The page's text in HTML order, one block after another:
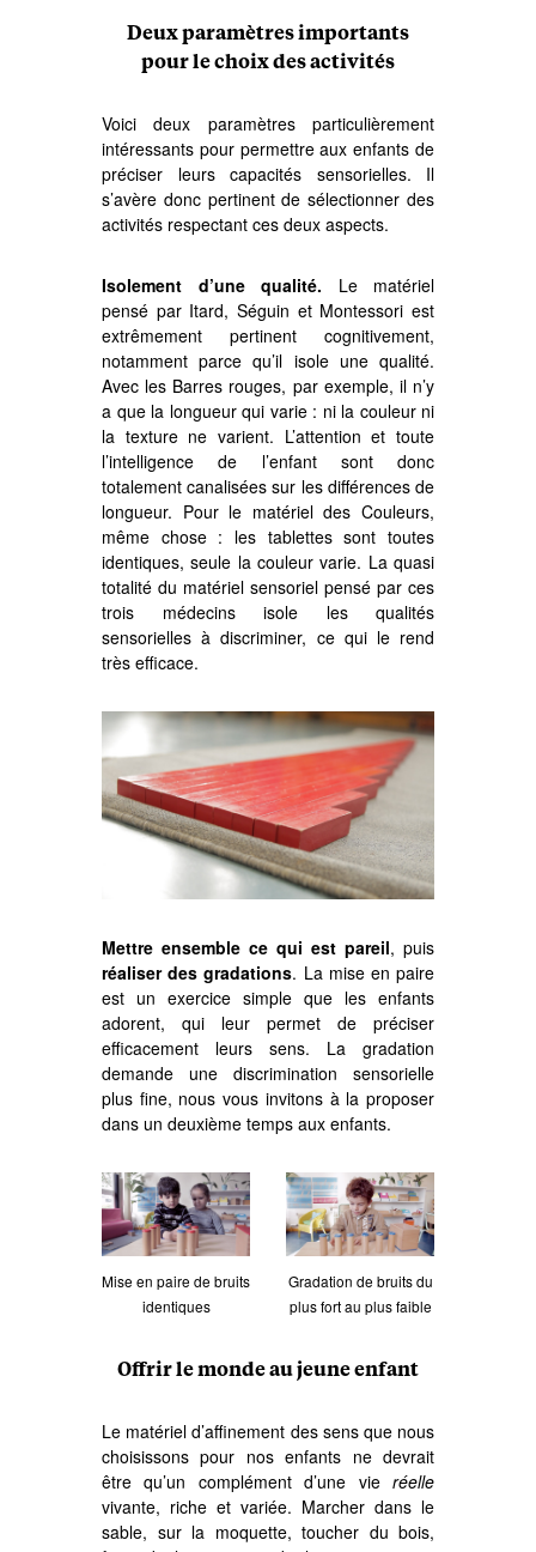
Deux paramètres importants
pour le choix des activités
Voici deux paramètres particulièrement
intéressants pour permettre aux enfants de
préciser leurs capacités sensorielles. Il
s’avère donc pertinent de sélectionner des
activités respectant ces deux aspects.
Isolement d’une qualité. Le matériel
pensé par Itard, Séguin et Montessori est
extrêmement pertinent cognitivement,
notamment parce qu’il isole une qualité.
Avec les Barres rouges, par exemple, il n’y
a que la longueur qui varie : ni la couleur ni
la texture ne varient. L’attention et toute
l’intelligence de l’enfant sont donc
totalement canalisées sur les différences de
longueur. Pour le matériel des Couleurs,
même chose : les tablettes sont toutes
identiques, seule la couleur varie. La quasi
totalité du matériel sensoriel pensé par ces
trois médecins isole les qualités
sensorielles à discriminer, ce qui le rend
très efficace.
Mettre ensemble ce qui est pareil, puis
réaliser des gradations. La mise en paire
est un exercice simple que les enfants
adorent, qui leur permet de préciser
efficacement leurs sens. La gradation
demande une discrimination sensorielle
plus fine, nous vous invitons à la proposer
dans un deuxième temps aux enfants.
Mise en paire de bruits
identiques
Gradation de bruits du
plus fort au plus faible
Offrir le monde au jeune enfant
Le matériel d’affinement des sens que nous
choisissons pour nos enfants ne devrait
être qu’un complément d’une vie réelle
vivante, riche et variée. Marcher dans le
sable, sur la moquette, toucher du bois,